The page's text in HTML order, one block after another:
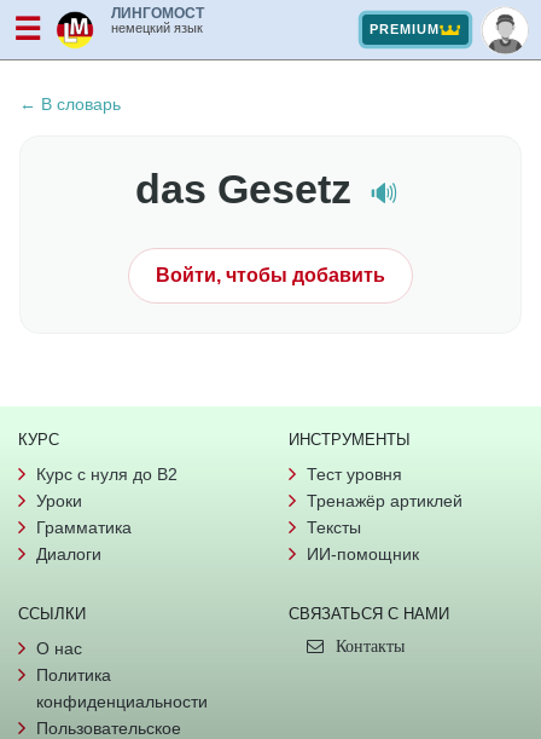
☰ ЛИНГОМОСТ
немецкий язык PREMIUM
← В словарь
das Gesetz 🔊
Войти, чтобы добавить
КУРС
Курс с нуля до B2
Уроки
Грамматика
Диалоги
ИНСТРУМЕНТЫ
Тест уровня
Тренажёр артиклей
Тексты
ИИ-помощник
ССЫЛКИ
О нас
Политика
конфиденциальности
Пользовательское
СВЯЗАТЬСЯ С НАМИ
Контакты